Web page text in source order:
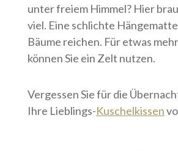
unter freiem Himmel? Hier
viel. Eine schlichte
Bäume reichen. Für etwas
können Sie ein Zelt nutzen.
Vergessen Sie für die
Ihre Lieblings-Kuschelkissen